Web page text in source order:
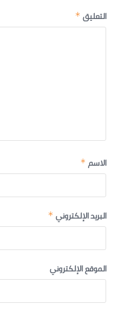
التعليق *
الاسم *
البريد الإلكتروني *
الموقع الإلكتروني